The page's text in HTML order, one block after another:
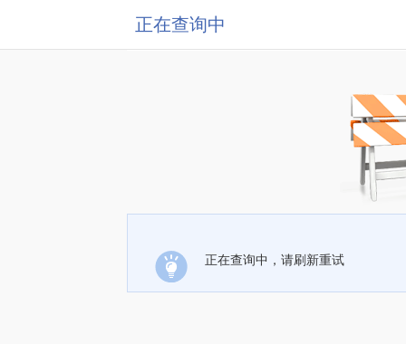
正在查询中
正在查询中，请刷新重试